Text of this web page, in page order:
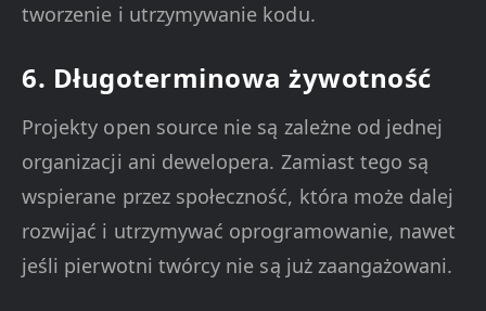
tworzenie i utrzymywanie kodu.
6. Długoterminowa żywotność
Projekty open source nie są zależne od jednej
organizacji ani dewelopera. Zamiast tego są
wspierane przez społeczność, która może dalej
rozwijać i utrzymywać oprogramowanie, nawet
jeśli pierwotni twórcy nie są już zaangażowani.